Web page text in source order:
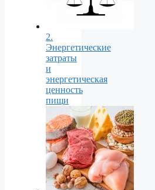
2.
Энергетические
затраты
и
энергетическая
ценность
пищи